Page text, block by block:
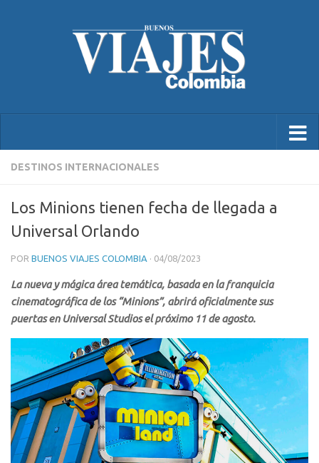
DESTINOS INTERNACIONALES
Los Minions tienen fecha de llegada a
Universal Orlando
POR BUENOS VIAJES COLOMBIA · 04/08/2023
La nueva y mágica área temática, basada en la franquicia
cinematográfica de los “Minions”, abrirá oficialmente sus
puertas en Universal Studios el próximo 11 de agosto.